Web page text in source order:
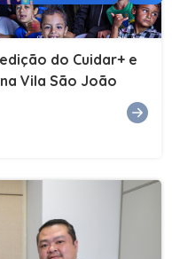
do Cuidar+ e
Vila São João